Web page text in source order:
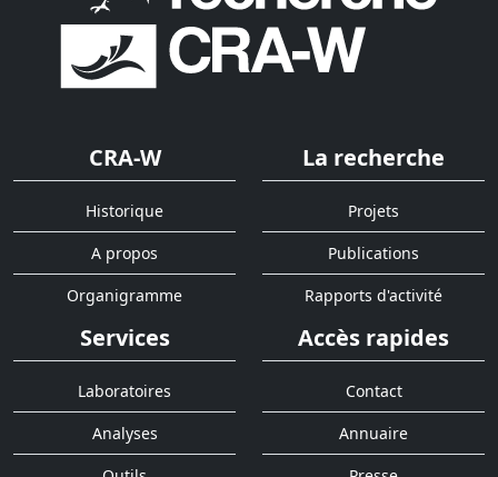
CRA-W
Historique
A propos
Organigramme
La recherche
Projets
Publications
Rapports d'activité
Services
Laboratoires
Analyses
Accès rapides
Contact
Annuaire